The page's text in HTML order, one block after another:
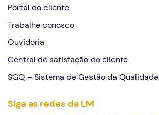
Portal do cliente
Trabalhe conosco
Ouvidoria
Central de satisfação do cliente
SGQ – Sistema de Gestão da Qualidade
Siga as redes da LM